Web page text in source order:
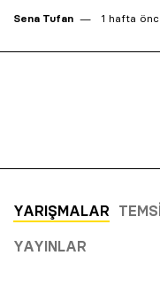
Sena Tufan 1 hafta
YARIŞMALAR
YAYINLAR